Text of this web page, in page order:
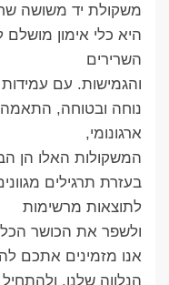
היא כלי אימון מושלם
השרירים
והגמישות. עם
נוחה ובטוחה, התאמה
ארגונומי,
המשקולות האלו הן
בעזרת תרגילים
לתוצאות מרשימות
ולשפר את הכושר
אנו מזמינים אתכם
הנלווה שלנו,